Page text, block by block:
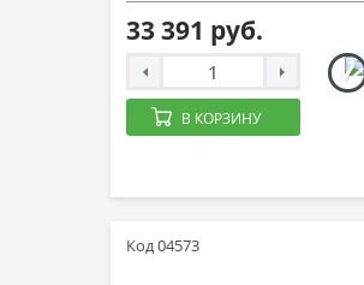
33 391 руб.
В КОРЗИНУ
Код 04573